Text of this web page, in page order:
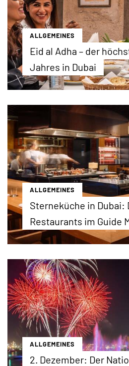
ALLGEMEINES
Eid al Adha – der
Jahres in Dubai
2026 findet das islamische
den Emiraten als höchster
Tage lang gefeiert. Wir stellen
und Feierlichkeiten des
...mehr erfahren
ALLGEMEINES
Sterneküche in Dubai:
Restaurants im Guide
Eine Stadt, die nie aufhört zu
und die Bestenliste des Guide
beweist es eindrucksvoll.
zwei Restaurants die
komplette Bestenliste finden
...mehr erfahren
ALLGEMEINES
2. Dezember: Der